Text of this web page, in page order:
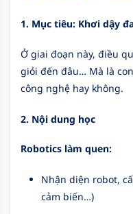
1. Mục tiêu: Khơi dậy
Ở giai đoạn này, điều
giỏi đến đâu… Mà là
công nghệ hay không.
2. Nội dung học
Robotics làm quen:
Nhận diện robot,
cảm biến…)